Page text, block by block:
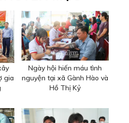
gia
Ngày hội hiến máu tình
nguyện tại xã Gành Hào và
Hồ Thị Kỷ